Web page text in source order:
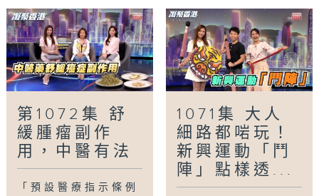
第1072集 舒
緩腫瘤副作
用，中醫有法
「預設醫療指示條例
1071集 大人
細路都啱玩！
新興運動「鬥
陣」點樣透...